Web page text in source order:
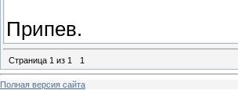
Припев.
Страница 1 из 1 1
Полная версия сайта